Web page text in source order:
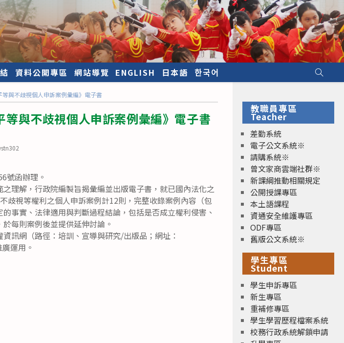
資料公開專區 網站導覽 ENGLISH 日本語 한국어
與不歧視個人申訴案例彙編》電子書
與不歧視個人申訴案例彙編》電子書
號函辦理。
理解，行政院編製旨揭彙編並出版電子書，就已國內法化之
歧視等權利之個人申訴案例計12則，完整收錄案例內容（包
事實、法律適用與判斷過程結論，包括是否成立權利侵害、
每則案例後並提供延伸討論。
訊網（路徑：培訓、宣導與研究/出版品；網址：
運用。
教職員專區
Teacher
差勤系統
電子公文系統※
請購系統※
曾文家商雲端社群※
新課綱推動相關規定
公開授課專區
本土語課程
資通安全維護專區
ODF專區
舊版公文系統※
學生專區
Student
學生申訴專區
新生專區
重補修專區
學生學習歷程檔案系統
校務行政系統解鎖申請